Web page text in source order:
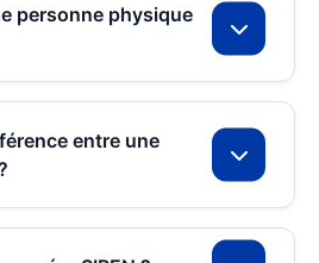
personne physique
entre une